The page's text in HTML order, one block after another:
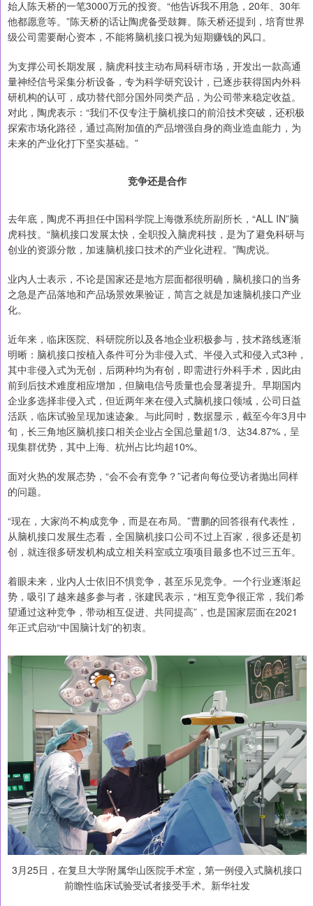
始人陈天桥的一笔3000万元的投资。“他告诉我不用急，20年、30年
他都愿意等。”陈天桥的话让陶虎备受鼓舞。陈天桥还提到，培育世界
级公司需要耐心资本，不能将脑机接口视为短期赚钱的风口。
为支撑公司长期发展，脑虎科技主动布局科研市场，开发出一款高通
量神经信号采集分析设备，专为科学研究设计，已逐步获得国内外科
研机构的认可，成功替代部分国外同类产品，为公司带来稳定收益。
对此，陶虎表示：“我们不仅专注于脑机接口的前沿技术突破，还积极
探索市场化路径，通过高附加值的产品增强自身的商业造血能力，为
未来的产业化打下坚实基础。”
竞争还是合作
去年底，陶虎不再担任中国科学院上海微系统所副所长，“ALL IN”脑
虎科技。“脑机接口发展太快，全职投入脑虎科技，是为了避免科研与
创业的资源分散，加速脑机接口技术的产业化进程。”陶虎说。
业内人士表示，不论是国家还是地方层面都很明确，脑机接口的当务
之急是产品落地和产品场景效果验证，简言之就是加速脑机接口产业
化。
近年来，临床医院、科研院所以及各地企业积极参与，技术路线逐渐
明晰：脑机接口按植入条件可分为非侵入式、半侵入式和侵入式3种，
其中非侵入式为无创，后两种均为有创，即需进行外科手术，因此由
前到后技术难度相应增加，但脑电信号质量也会显著提升。早期国内
企业多选择非侵入式，但近两年来在侵入式脑机接口领域，公司日益
活跃，临床试验呈现加速迹象。与此同时，数据显示，截至今年3月中
旬，长三角地区脑机接口相关企业占全国总量超1/3、达34.87%，呈
现集群优势，其中上海、杭州占比均超10%。
面对火热的发展态势，“会不会有竞争？”记者向每位受访者抛出同样
的问题。
“现在，大家尚不构成竞争，而是在布局。”曹鹏的回答很有代表性，
从脑机接口发展生态看，全国脑机接口公司不过上百家，很多还是初
创，就连很多研发机构成立相关科室或立项项目最多也不过三五年。
着眼未来，业内人士依旧不惧竞争，甚至乐见竞争。一个行业逐渐起
势，吸引了越来越多参与者，张建民表示，“相互竞争很正常，我们希
望通过这种竞争，带动相互促进、共同提高”，也是国家层面在2021
年正式启动“中国脑计划”的初衷。
3月25日，在复旦大学附属华山医院手术室，第一例侵入式脑机接口
前瞻性临床试验受试者接受手术。新华社发